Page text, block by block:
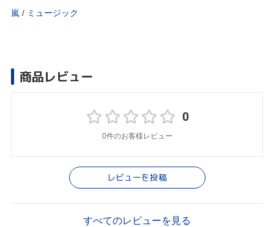
嵐 / ミュージック
商品レビュー
0
0件のお客様レビュー
レビューを投稿
すべてのレビューを見る